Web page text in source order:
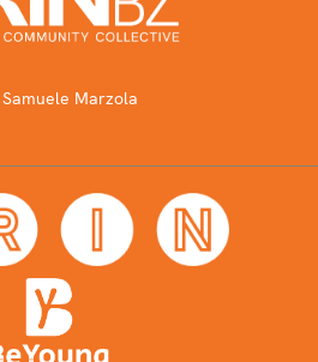
Samuele Marzola